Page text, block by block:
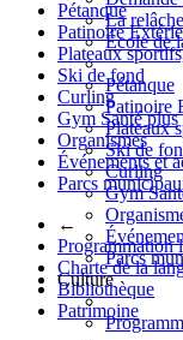
Pétanque
Patinoire
Plateaux
Ski de fond
Curling
Gym Santé plus
Organismes
Événements et
Parcs
←
Programmation
Charte de la
Bibliothèque
Patrimoine
La
École de
Pétanque
Patinoire
Plateaux
Ski de
Curling
Gym
Parcs
Culture